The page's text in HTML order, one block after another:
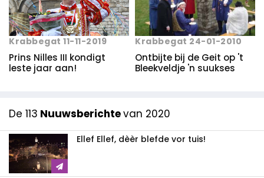
Krabbegat 11-11-2019
Prins Nilles III kondigt
leste jaar aan!
Krabbegat 24-01-2010
Ontbijte bij de Geit op 't
Bleekveldje 'n suukses
De 113 Nuuwsberichtevan 2020
Ellef Ellef, dèèr blefde vor tuis!